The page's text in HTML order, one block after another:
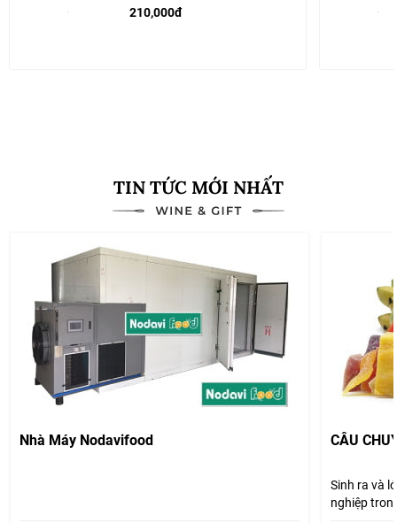
210,000đ
TIN TỨC MỚI NHẤT
Nhà Máy Nodavifood CÂU
Sinh ra và
nghiệp